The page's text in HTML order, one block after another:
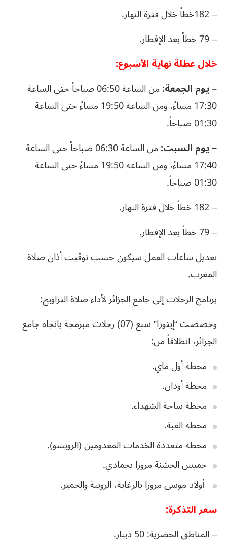
– 182خطاً خلال فترة النهار.
– 79 خطاً بعد الإفطار.
خلال عطلة نهاية الأسبوع:
– يوم الجمعة:
من الساعة 06:50 صباحاً حتى الساعة
17:30 مساءً، ومن الساعة 19:50 مساءً حتى الساعة
01:30 صباحاً.
– يوم السبت:
من الساعة 06:30 صباحاً حتى الساعة
17:40 مساءً، ومن الساعة 19:50 مساءً حتى الساعة
01:30 صباحاً.
– 182 خطاً خلال فترة النهار.
– 79 خطاً بعد الإفطار.
تعديل ساعات العمل سيكون حسب توقيت أذان صلاة
المغرب.
برنامج الرحلات إلى جامع الجزائر لأداء صلاة التراويح:
وخصصت “إيتوزا” سبع (07) رحلات مبرمجة باتجاه جامع
الجزائر، انطلاقاً من:
محطة أول ماي.
محطة أودان.
محطة ساحة الشهداء.
محطة القبة.
محطة متعددة الخدمات المعدومين (الرويسو).
خميس الخشنة مرورا بحمادي.
أولاد موسى مرورا بالرغاية، الرويبة والحميز.
سعر التذكرة:
– المناطق الحضرية: 50 دينار.